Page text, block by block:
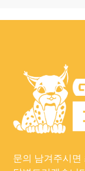
문의 남겨주시면